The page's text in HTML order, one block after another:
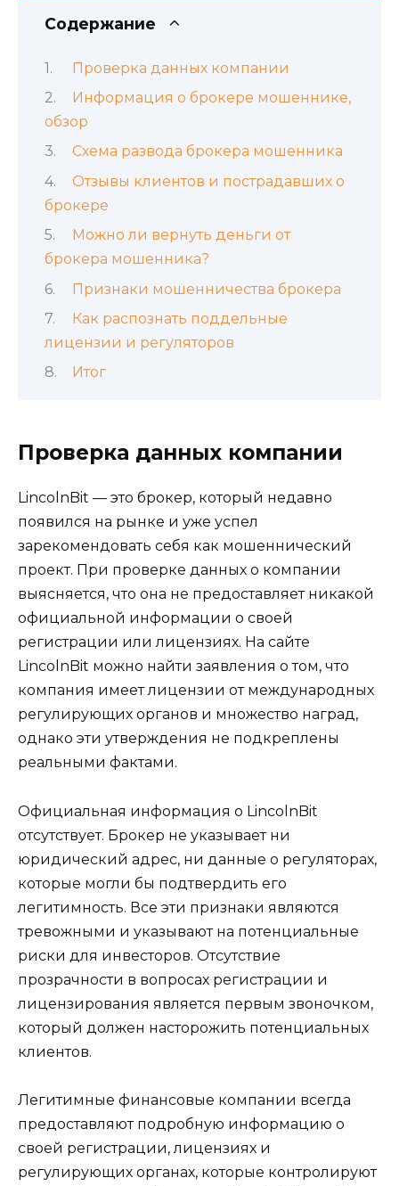
Содержание
Проверка данных компании
Информация о брокере мошеннике,
обзор
Схема развода брокера мошенника
Отзывы клиентов и пострадавших о
брокере
Можно ли вернуть деньги от
брокера мошенника?
Признаки мошенничества брокера
Как распознать поддельные
лицензии и регуляторов
Итог
Проверка данных компании
LincolnBit — это брокер, который недавно
появился на рынке и уже успел
зарекомендовать себя как мошеннический
проект. При проверке данных о компании
выясняется, что она не предоставляет никакой
официальной информации о своей
регистрации или лицензиях. На сайте
LincolnBit можно найти заявления о том, что
компания имеет лицензии от международных
регулирующих органов и множество наград,
однако эти утверждения не подкреплены
реальными фактами.
Официальная информация о LincolnBit
отсутствует. Брокер не указывает ни
юридический адрес, ни данные о регуляторах,
которые могли бы подтвердить его
легитимность. Все эти признаки являются
тревожными и указывают на потенциальные
риски для инвесторов. Отсутствие
прозрачности в вопросах регистрации и
лицензирования является первым звоночком,
который должен насторожить потенциальных
клиентов.
Легитимные финансовые компании всегда
предоставляют подробную информацию о
своей регистрации, лицензиях и
регулирующих органах, которые контролируют